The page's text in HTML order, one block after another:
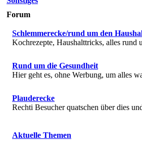
Forum
Schlemmerecke/rund um den
Kochrezepte, Haushalttricks, alles rund
Rund um die Gesundheit
Hier geht es, ohne Werbung, um alles
Plauderecke
Rechti Besucher quatschen über dies
Aktuelle Themen